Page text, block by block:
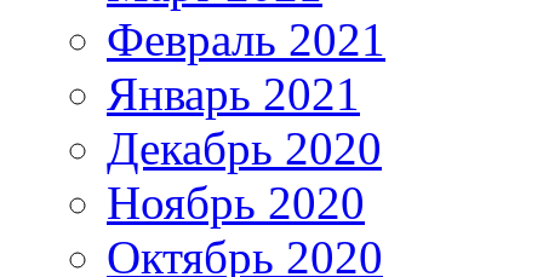
Февраль 2021
Январь 2021
Декабрь 2020
Ноябрь 2020
Октябрь 2020